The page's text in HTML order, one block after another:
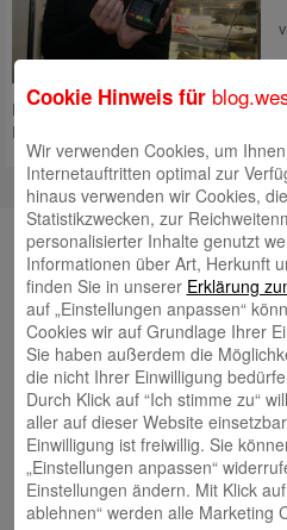
Eisarena Bremerhaven seit Monaten
Plastik, sprich mit Geldkarten, die für
YouTube
Autoren
Tim Beling
Eva Bläsen
Cookie Hinweis für
Wir verwenden Cookies, um
Internetauftritten optimal zur
hinaus verwenden wir Cookies,
Statistikzwecken, zur
personalisierter Inhalte genutzt
Informationen über Art, Herkunft
finden Sie in unserer Erklärung
auf „Einstellungen anpassen“
Cookies wir auf Grundlage Ihrer
Sie haben außerdem die
die nicht Ihrer Einwilligung
Durch Klick auf “Ich stimme zu“
aller auf dieser Website
Einwilligung ist freiwillig. Sie
„Einstellungen anpassen“
Einstellungen ändern. Mit Klick
ablehnen“ werden alle Marketing